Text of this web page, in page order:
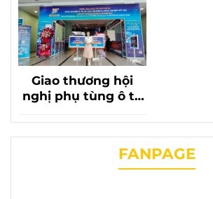
Giao thương hội
nghị phụ tùng ô tô
mặt của phụ tùng
chevrolet liên
FANPAGE